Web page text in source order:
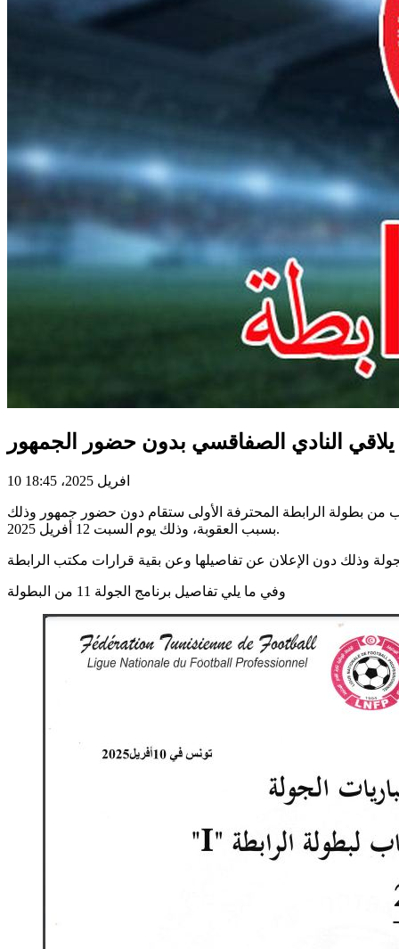
النادي الصفاقسي بدون حضور الجمهور
10 افريل 2025، 18:45
الوطنية لكرة القدم اليوم الخميس 10 أفريل 2025 أن مباراة الملعب التونسي ضد النادي الصفاقسي لحساب الجولة 11 إياب من بطولة الرابطة المحترفة الأولى ستقام دون حضور جمهور وذلك
بسبب العقوبة، وذلك يوم السبت 12 أفريل 2025.
وفي ما يلي تفاصيل برنامج الجولة 11 من البطولة